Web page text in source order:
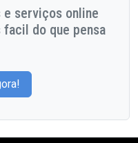
e serviços online
do que pensa